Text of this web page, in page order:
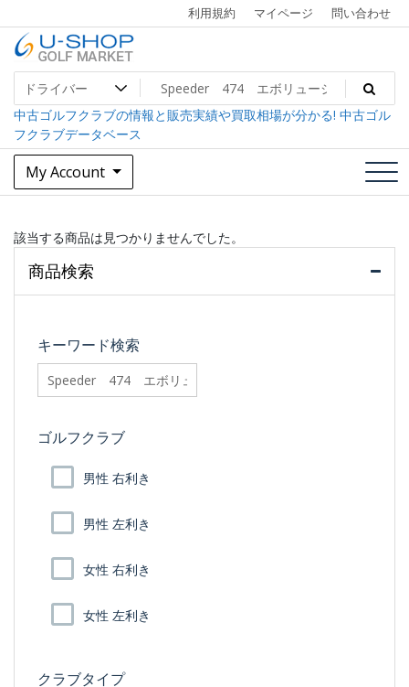
to
content
利用規約 マイページ 問い合わせ
U-SHOP Golf Market dev
中古ゴルフクラブ最大級！U-SHOPゴルフマーケット
中古ゴルフクラブの情報と販売実績や買取相場が分かる! 中古ゴル
フクラブデータベース
My Account
該当する商品は見つかりませんでした。
商品検索
キーワード検索
searchfilter_pro
ゴルフクラブ
男性 右利き
男性 左利き
女性 右利き
女性 左利き
クラブタイプ